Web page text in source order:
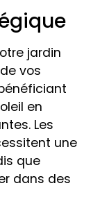
jardin
vos
en
Les
une
que
dans des